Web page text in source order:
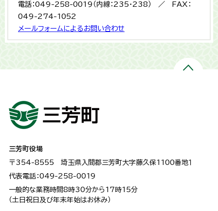
電話：049-258-0019（内線：235・238） ／ FAX：
049-274-1052
メールフォームによるお問い合わせ
三芳町役場
〒354-8555 埼玉県入間郡三芳町大字藤久保1100番地１
代表電話：049-258-0019
一般的な業務時間8時30分から17時15分
（土日祝日及び年末年始はお休み）